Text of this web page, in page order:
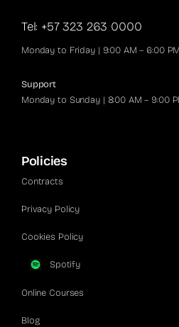
Tel: +57 323 263 0000
Monday to Friday | 9:00 AM – 6:00 PM
Support
Monday to Sunday | 8:00 AM – 9:00
Policies
Contracts
Privacy Policy
Cookies Policy
Spotify
Online Courses
Blog